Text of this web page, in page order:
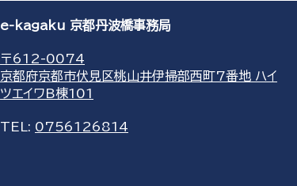
e-kagaku 京都丹波橋事務局
〒612-0074
京都府京都市伏見区桃山井伊掃部西町7番地 ハイ
ツエイワB棟101
TEL: 0756126814